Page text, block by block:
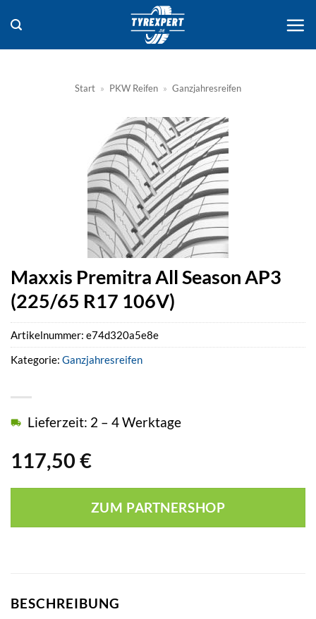
Inhalt
springen
Start » PKW Reifen » Ganzjahresreifen
Maxxis Premitra All Season AP3
(225/65 R17 106V)
117,50 €
Lieferzeit: 2 – 4 Werktage
ZUM PARTNERSHOP
Artikelnummer: e74d320a5e8e
Kategorie: Ganzjahresreifen
BESCHREIBUNG